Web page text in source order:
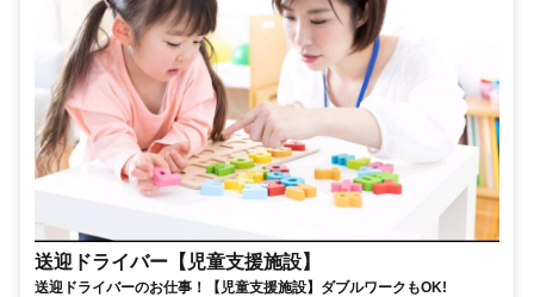
送迎ドライバー【児童支援施設】
送迎ドライバーのお仕事！【児童支援施設】ダブルワークもOK!